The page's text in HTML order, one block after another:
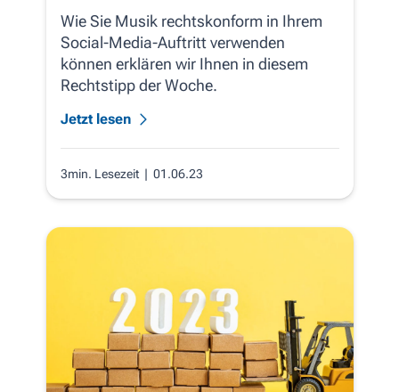
Wie Sie Musik rechtskonform in Ihrem
Social-Media-Auftritt verwenden
können erklären wir Ihnen in diesem
Rechtstipp der Woche.
Jetzt lesen
3min. Lesezeit | 01.06.23